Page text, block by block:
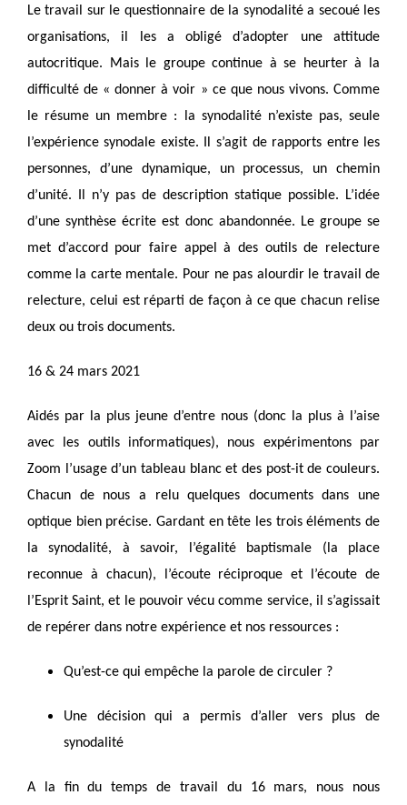
Le travail sur le questionnaire de la synodalité a secoué les
organisations, il les a obligé d’adopter une attitude
autocritique. Mais le groupe continue à se heurter à la
difficulté de « donner à voir » ce que nous vivons. Comme
le résume un membre : la synodalité n’existe pas, seule
l’expérience synodale existe. Il s’agit de rapports entre les
personnes, d’une dynamique, un processus, un chemin
d’unité. Il n’y pas de description statique possible. L’idée
d’une synthèse écrite est donc abandonnée. Le groupe se
met d’accord pour faire appel à des outils de relecture
comme la carte mentale. Pour ne pas alourdir le travail de
relecture, celui est réparti de façon à ce que chacun relise
deux ou trois documents.
16 & 24 mars 2021
Aidés par la plus jeune d’entre nous (donc la plus à l’aise
avec les outils informatiques), nous expérimentons par
Zoom l’usage d’un tableau blanc et des post-it de couleurs.
Chacun de nous a relu quelques documents dans une
optique bien précise. Gardant en tête les trois éléments de
la synodalité, à savoir, l’égalité baptismale (la place
reconnue à chacun), l’écoute réciproque et l’écoute de
l’Esprit Saint, et le pouvoir vécu comme service, il s’agissait
de repérer dans notre expérience et nos ressources :
Qu’est-ce qui empêche la parole de circuler ?
Une décision qui a permis d’aller vers plus de
synodalité
A la fin du temps de travail du 16 mars, nous nous